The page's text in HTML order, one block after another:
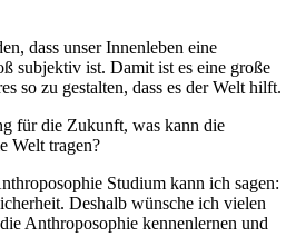
dass unser Innenleben eine
subjektiv ist. Damit ist es eine große
so zu gestalten, dass es der Welt hilft.
für die Zukunft, was kann die
Welt tragen?
Studium kann ich sagen:
Deshalb wünsche ich vielen
Anthroposophie kennenlernen und